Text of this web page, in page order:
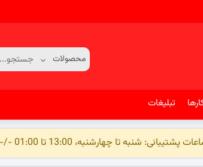
تبلیغات
پشتیبانی: شنبه تا چهارشنبه، 13:00 تا 01:00 -/-